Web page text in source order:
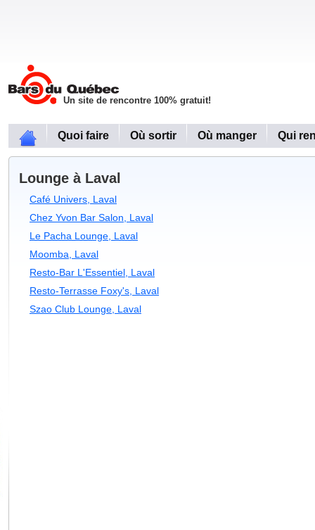
Un site de rencontre 100% gratuit!
Quoi faire Où sortir Où manger Qui
Lounge à Laval
Café Univers, Laval
Chez Yvon Bar Salon, Laval
Le Pacha Lounge, Laval
Moomba, Laval
Resto-Bar L'Essentiel, Laval
Resto-Terrasse Foxy's, Laval
Szao Club Lounge, Laval